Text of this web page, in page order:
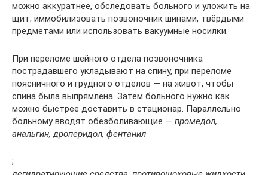
можно аккуратнее, обследовать больного и уложить на
щит; иммобилизовать позвоночник шинами, твёрдыми
предметами или использовать вакуумные носилки.
При переломе шейного отдела позвоночника
пострадавшего укладывают на спину, при переломе
поясничного и грудного отделов — на живот, чтобы
спина была выпрямлена. Затем больного нужно как
можно быстрее доставить в стационар. Параллельно
больному вводят обезболивающие — промедол,
анальгин, дроперидол, фентанил
;